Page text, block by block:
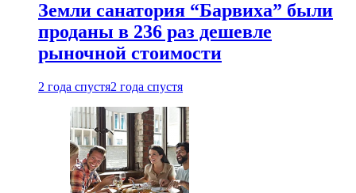
Земли санатория “Барвиха” были
проданы в 236 раз дешевле
рыночной стоимости
2 года спустя2 года спустя